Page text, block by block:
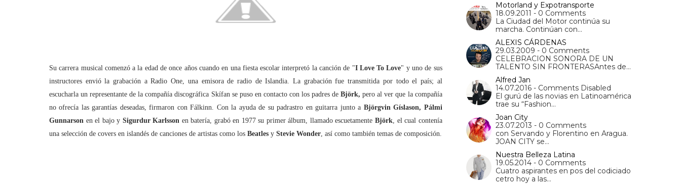
Su carrera musical comenzó a la edad de once años cuando en una fiesta escolar interpretó la canción de "I Love To Love" y uno de sus
instructores envió la grabación a Radio One, una emisora de radio de Islandia. La grabación fue transmitida por todo el país; al
escucharla un representante de la compañía discográfica Skífan se puso en contacto con los padres deBjörk,pero al ver que la compañía
no ofrecía las garantías deseadas, firmaron con Fálkinn. Con la ayuda de su padrastro en guitarra junto a Björgvin Gíslason, Pálmi
Gunnarson en el bajo y Sigurdur Karlsson en batería, grabó en 1977 su primer álbum, llamado escuetamenteBjörk, el cual contenía
una selección de covers en islandés de canciones de artistas como los Beatles y Stevie Wonder, así como también temas de composición.
Motorland y Expotransporte
18.09.2011 - 0 Comments
La Ciudad del Motor continúa su
marcha. Continúan con…
ALEXIS CÁRDENAS
29.03.2009 - 0 Comments
CELEBRACION SONORA DE UN
TALENTO SIN FRONTERASAntes de…
Alfred Jan
14.07.2016 - Comments Disabled
El gurú de las novias en Latinoamérica
trae su “Fashion…
Joan City
23.07.2013 - 0 Comments
con Servando y Florentino en Aragua.
JOAN CITY se…
Nuestra Belleza Latina
19.05.2014 - 0 Comments
Cuatro aspirantes en pos del codiciado
cetro hoy a las…